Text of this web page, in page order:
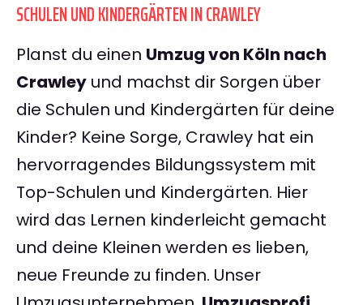
SCHULEN UND KINDERGÄRTEN IN CRAWLEY
Planst du einen Umzug von Köln nach
Crawley und machst dir Sorgen über
die Schulen und Kindergärten für deine
Kinder? Keine Sorge, Crawley hat ein
hervorragendes Bildungssystem mit
Top-Schulen und Kindergärten. Hier
wird das Lernen kinderleicht gemacht
und deine Kleinen werden es lieben,
neue Freunde zu finden. Unser